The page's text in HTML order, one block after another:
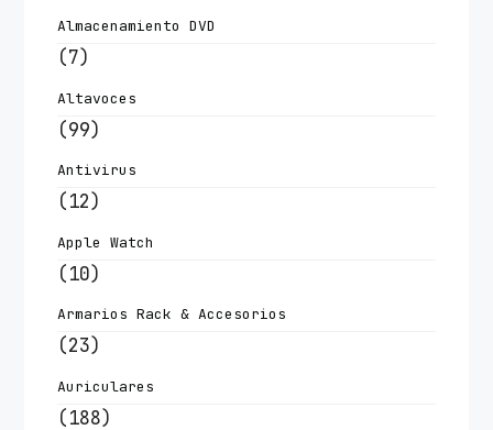
Almacenamiento DVD
(7)
Altavoces
(99)
Antivirus
(12)
Apple Watch
(10)
Armarios Rack & Accesorios
(23)
Auriculares
(188)